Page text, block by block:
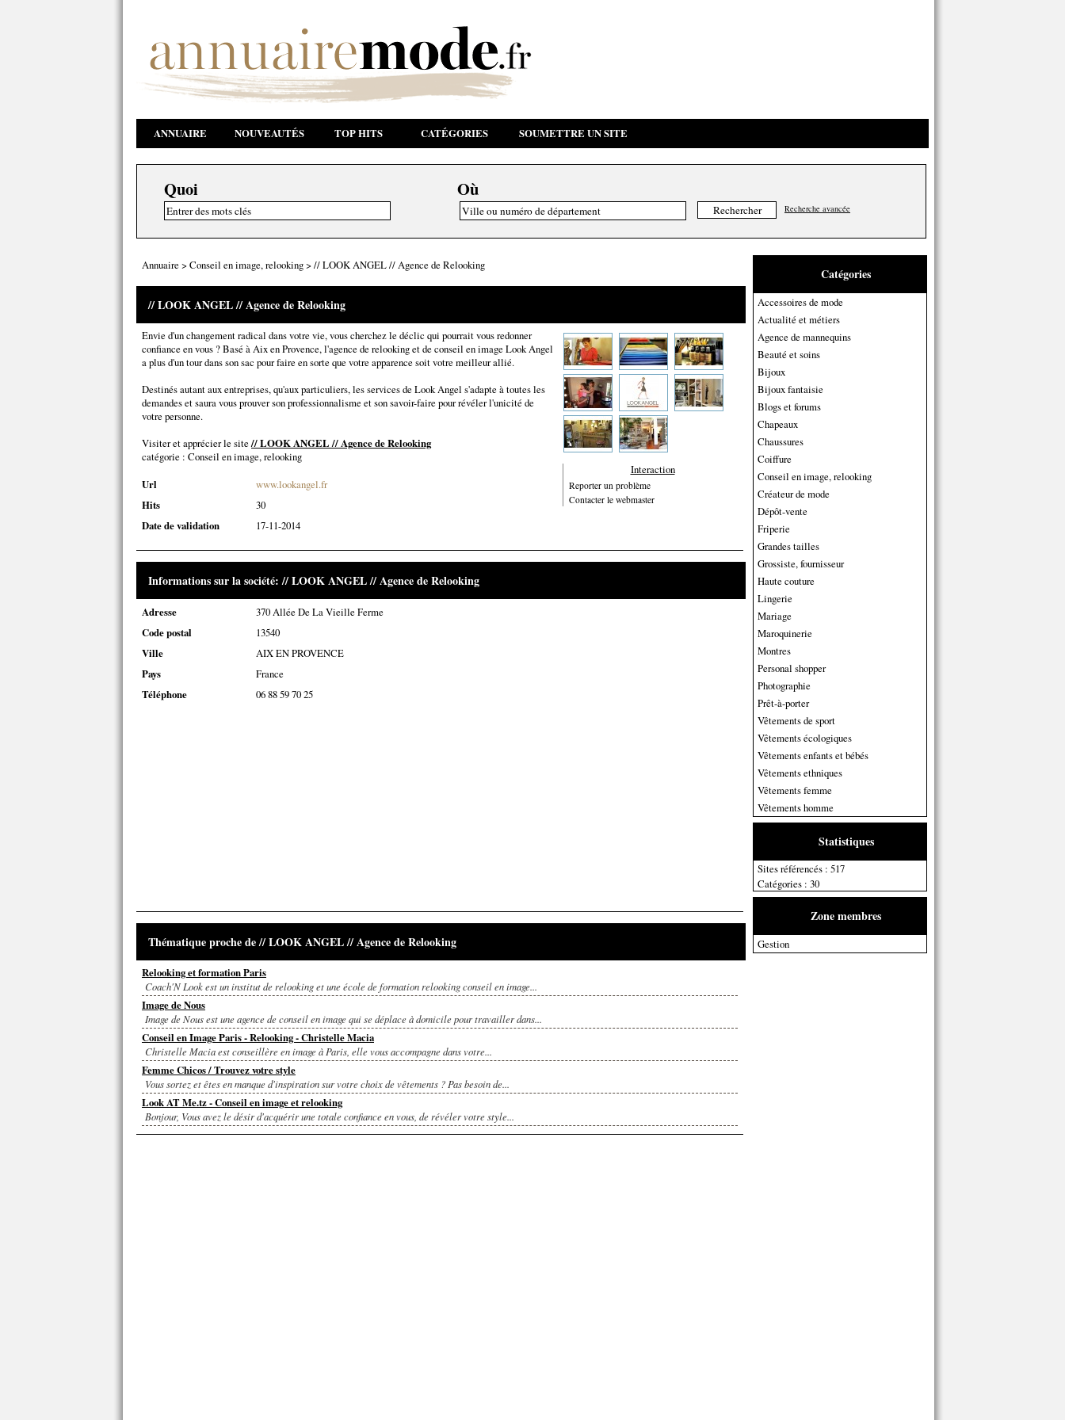
ANNUAIRE NOUVEAUTÉS TOP HITS CATÉGORIES SOUMETTRE UN SITE
Quoi Où
Recherche avancée
Catégories
Accessoires de mode
Actualité et métiers
Agence de mannequins
Beauté et soins
Bijoux
Bijoux fantaisie
Blogs et forums
Chapeaux
Chaussures
Coiffure
Conseil en image, relooking
Créateur de mode
Dépôt-vente
Friperie
Grandes tailles
Grossiste, fournisseur
Haute couture
Lingerie
Mariage
Maroquinerie
Montres
Personal shopper
Photographie
Prêt-à-porter
Vêtements de sport
Vêtements écologiques
Vêtements enfants et bébés
Vêtements ethniques
Vêtements femme
Vêtements homme
Statistiques
Sites référencés : 517
Catégories : 30
Zone membres
Gestion
Annuaire > Conseil en image, relooking> // LOOK ANGEL // Agence de Relooking
// LOOK ANGEL // Agence de Relooking
Envie d'un changement radical dans votre vie, vous cherchez le déclic qui pourrait vous redonner
confiance en vous ? Basé à Aix en Provence, l'agence de relooking et de conseil en image Look Angel
a plus d'un tour dans son sac pour faire en sorte que votre apparence soit votre meilleur allié.
Destinés autant aux entreprises, qu'aux particuliers, les services de Look Angel s'adapte à toutes les
demandes et saura vous prouver son professionnalisme et son savoir-faire pour révéler l'unicité de
votre personne.
Visiter et apprécier le site// LOOK ANGEL // Agence de Relooking
catégorie : Conseil en image, relooking
Url
www.lookangel.fr
Hits
30
Date de validation
17-11-2014
Interaction
Reporter un problème
Contacter le webmaster
Informations sur la société: // LOOK ANGEL // Agence de Relooking
Adresse
370 Allée De La Vieille Ferme
Code postal
13540
Ville
AIX EN PROVENCE
Pays
France
Téléphone
06 88 59 70 25
Thématique proche de // LOOK ANGEL // Agence de Relooking
Relooking et formation Paris
Coach'N Look est un institut de relooking et une école de formation relooking conseil en image...
Image de Nous
Image de Nous est une agence de conseil en image qui se déplace à domicile pour travailler dans...
Conseil en Image Paris - Relooking - Christelle Macia
Christelle Macia est conseillère en image à Paris, elle vous accompagne dans votre...
Femme Chicos / Trouvez votre style
Vous sortez et êtes en manque d'inspiration sur votre choix de vêtements ? Pas besoin de...
Look AT Me.tz - Conseil en image et relooking
Bonjour, Vous avez le désir d'acquérir une totale confiance en vous, de révéler votre style...